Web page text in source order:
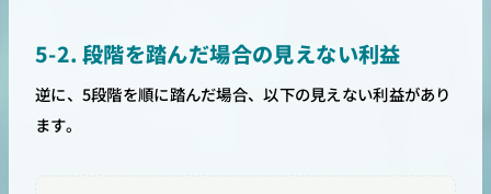
5-2. 段階を踏んだ場合の見えない利益
逆に、5段階を順に踏んだ場合、以下の見えない利益があり
ます。